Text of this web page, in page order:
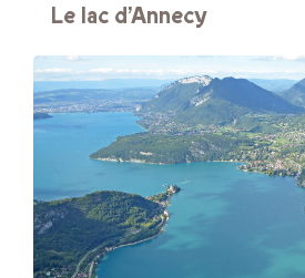
Le lac d’Annecy